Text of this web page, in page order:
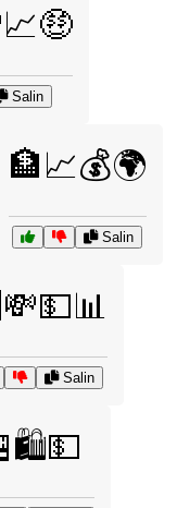
Salin
🏦📈💰🌍
Salin
Salin